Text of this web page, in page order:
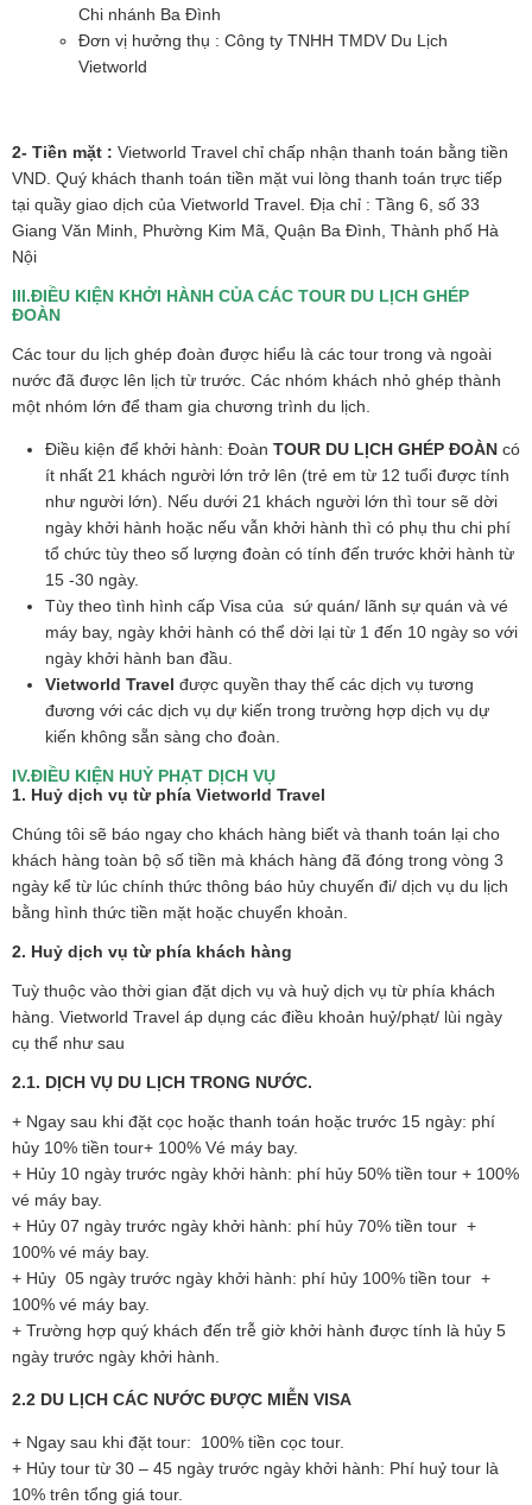
Chi nhánh Ba Đình
Đơn vị hưởng thụ : Công ty TNHH TMDV Du Lịch
Vietworld
2- Tiền mặt : Vietworld Travel chỉ chấp nhận thanh toán bằng tiền
VND. Quý khách thanh toán tiền mặt vui lòng thanh toán trực tiếp
tại quầy giao dịch của Vietworld Travel. Địa chỉ : Tầng 6, số 33
Giang Văn Minh, Phường Kim Mã, Quận Ba Đình, Thành phố Hà
Nội
III.ĐIỀU KIỆN KHỞI HÀNH CỦA CÁC TOUR DU LỊCH GHÉP
ĐOÀN
Các tour du lịch ghép đoàn được hiểu là các tour trong và ngoài
nước đã được lên lịch từ trước. Các nhóm khách nhỏ ghép thành
một nhóm lớn để tham gia chương trình du lịch.
Điều kiện để khởi hành: Đoàn TOUR DU LỊCH GHÉP ĐOÀN có
ít nhất 21 khách người lớn trở lên (trẻ em từ 12 tuổi được tính
như người lớn). Nếu dưới 21 khách người lớn thì tour sẽ dời
ngày khởi hành hoặc nếu vẫn khởi hành thì có phụ thu chi phí
tổ chức tùy theo số lượng đoàn có tính đến trước khởi hành từ
15 -30 ngày.
Tùy theo tình hình cấp Visa của sứ quán/ lãnh sự quán và vé
máy bay, ngày khởi hành có thể dời lại từ 1 đến 10 ngày so với
ngày khởi hành ban đầu.
Vietworld Travel được quyền thay thế các dịch vụ tương
đương với các dịch vụ dự kiến trong trường hợp dịch vụ dự
kiến không sẵn sàng cho đoàn.
IV.ĐIỀU KIỆN HUỶ PHẠT DỊCH VỤ
1. Huỷ dịch vụ từ phía Vietworld Travel
Chúng tôi sẽ báo ngay cho khách hàng biết và thanh toán lại cho
khách hàng toàn bộ số tiền mà khách hàng đã đóng trong vòng 3
ngày kể từ lúc chính thức thông báo hủy chuyến đi/ dịch vụ du lịch
bằng hình thức tiền mặt hoặc chuyển khoản.
2. Huỷ dịch vụ từ phía khách hàng
Tuỳ thuộc vào thời gian đặt dịch vụ và huỷ dịch vụ từ phía khách
hàng. Vietworld Travel áp dụng các điều khoản huỷ/phạt/ lùi ngày
cụ thể như sau
2.1. DỊCH VỤ DU LỊCH TRONG NƯỚC.
+ Ngay sau khi đặt cọc hoặc thanh toán hoặc trước 15 ngày: phí
hủy 10% tiền tour+ 100% Vé máy bay.
+ Hủy 10 ngày trước ngày khởi hành: phí hủy 50% tiền tour + 100%
vé máy bay.
+ Hủy 07 ngày trước ngày khởi hành: phí hủy 70% tiền tour +
100% vé máy bay.
+ Hủy 05 ngày trước ngày khởi hành: phí hủy 100% tiền tour +
100% vé máy bay.
+ Trường hợp quý khách đến trễ giờ khởi hành được tính là hủy 5
ngày trước ngày khởi hành.
2.2 DU LỊCH CÁC NƯỚC ĐƯỢC MIỄN VISA
+ Ngay sau khi đặt tour: 100% tiền cọc tour.
+ Hủy tour từ 30 – 45 ngày trước ngày khởi hành: Phí huỷ tour là
10% trên tổng giá tour.